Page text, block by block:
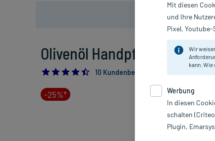
Olivenöl Handpflegecreme,
4.5
10 Kundenbewertungen*
-25%*
Mit diesen
und Ihre
Pixel, Youtube-
Wir
kann.
Werbung
In diesen
schalten
Plugin,